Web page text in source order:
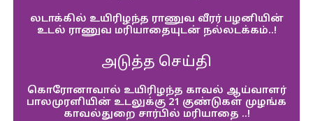
லடாக்கில் உயிரிழந்த ராணுவ வீரர் பழனியின்
உடல் ராணுவ மரியாதையுடன் நல்லடக்கம்..!
அடுத்த செய்தி
கொரோனாவால் உயிரிழந்த காவல் ஆய்வாளர்
பாலமுரளியின் உடலுக்கு 21 குண்டுகள் முழங்க
காவல்துறை சார்பில் மரியாதை ..!